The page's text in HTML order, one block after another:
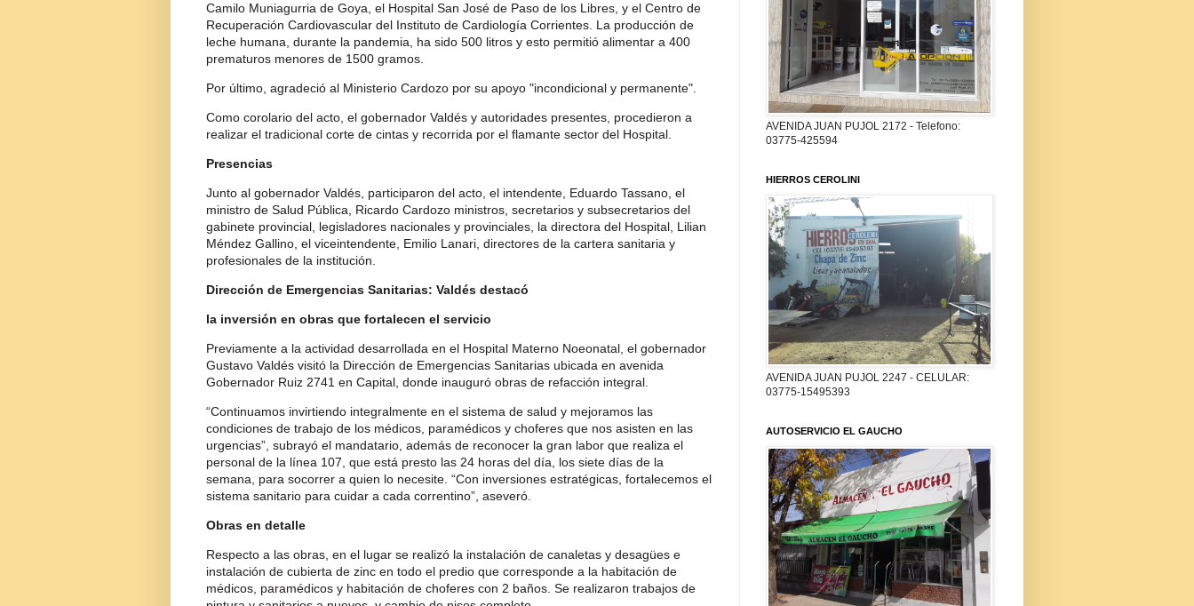
Camilo Muniagurria de Goya, el Hospital San José de Paso de los Libres, y el Centro de
Recuperación Cardiovascular del Instituto de Cardiología Corrientes. La producción de
leche humana, durante la pandemia, ha sido 500 litros y esto permitió alimentar a 400
prematuros menores de 1500 gramos.
Por último, agradeció al Ministerio Cardozo por su apoyo "incondicional y permanente".
Como corolario del acto, el gobernador Valdés y autoridades presentes, procedieron a
realizar el tradicional corte de cintas y recorrida por el flamante sector del Hospital.
Presencias
Junto al gobernador Valdés, participaron del acto, el intendente, Eduardo Tassano, el
ministro de Salud Pública, Ricardo Cardozo ministros, secretarios y subsecretarios del
gabinete provincial, legisladores nacionales y provinciales, la directora del Hospital, Lilian
Méndez Gallino, el viceintendente, Emilio Lanari, directores de la cartera sanitaria y
profesionales de la institución.
Dirección de Emergencias Sanitarias: Valdés destacó
la inversión en obras que fortalecen el servicio
Previamente a la actividad desarrollada en el Hospital Materno Noeonatal, el gobernador
Gustavo Valdés visitó la Dirección de Emergencias Sanitarias ubicada en avenida
Gobernador Ruiz 2741 en Capital, donde inauguró obras de refacción integral.
“Continuamos invirtiendo integralmente en el sistema de salud y mejoramos las
condiciones de trabajo de los médicos, paramédicos y choferes que nos asisten en las
urgencias”, subrayó el mandatario, además de reconocer la gran labor que realiza el
personal de la línea 107, que está presto las 24 horas del día, los siete días de la
semana, para socorrer a quien lo necesite. “Con inversiones estratégicas, fortalecemos el
sistema sanitario para cuidar a cada correntino”, aseveró.
Obras en detalle
Respecto a las obras, en el lugar se realizó la instalación de canaletas y desagües e
instalación de cubierta de zinc en todo el predio que corresponde a la habitación de
médicos, paramédicos y habitación de choferes con 2 baños. Se realizaron trabajos de
AVENIDA JUAN PUJOL 2172 - Telefono:
03775-425594
HIERROS CEROLINI
AVENIDA JUAN PUJOL 2247 - CELULAR:
03775-15495393
AUTOSERVICIO EL GAUCHO